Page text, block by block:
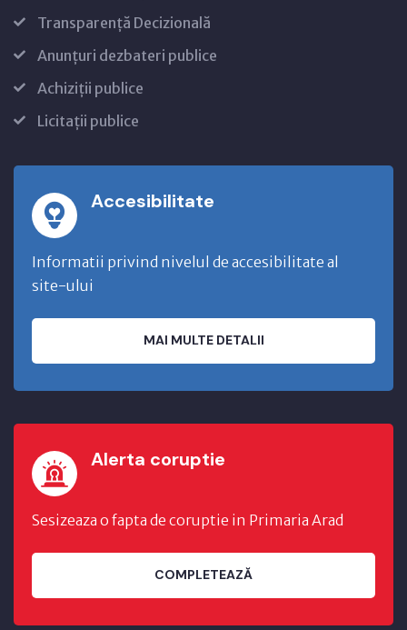
Transparență Decizională
Anunțuri dezbateri publice
Achiziții publice
Licitații publice
Accesibilitate
Informatii privind nivelul de accesibilitate al
site-ului
MAI MULTE DETALII
Alerta coruptie
Sesizeaza o fapta de coruptie in Primaria Arad
COMPLETEAZĂ